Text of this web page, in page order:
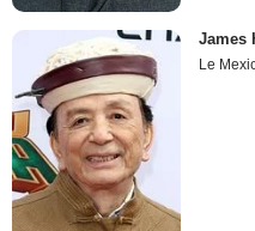
James
Le